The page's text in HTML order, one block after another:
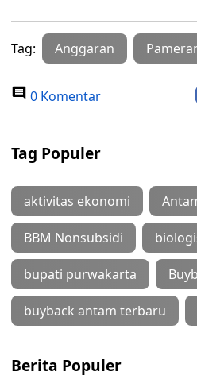
Tag: Anggaran
0 Komentar
Tag Populer
aktivitas ekonomi
BBM Nonsubsidi
bupati purwakarta
buyback antam terbaru
Berita Populer